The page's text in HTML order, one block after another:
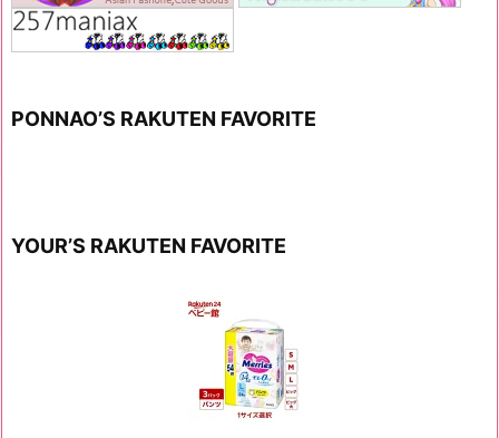
PONNAO’S RAKUTEN FAVORITE
YOUR’S RAKUTEN FAVORITE